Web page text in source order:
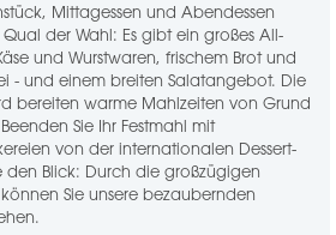
Mittagessen und Abendessen
der Wahl: Es gibt ein großes All-
und Wurstwaren, frischem Brot und
- und einem breiten Salatangebot. Die
bereiten warme Mahlzeiten von Grund
Sie Ihr Festmahl mit
von der internationalen Dessert-
den Blick: Durch die großzügigen
können Sie unsere bezaubernden